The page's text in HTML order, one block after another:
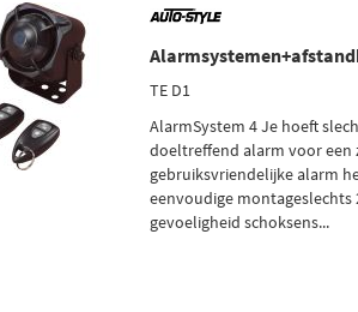
TE D1
AlarmSystem 4 Je hoeft
doeltreffend alarm voor een
gebruiksvriendelijke alarm
eenvoudige montageslechts
gevoeligheid schoksens...